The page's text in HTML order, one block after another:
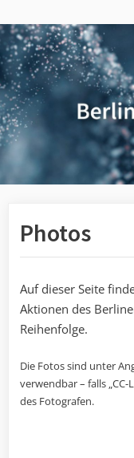
to
content
Photos
Auf dieser Seite
Aktionen des
Reihenfolge.
Die Fotos sind unter
verwendbar – falls
des Fotografen.